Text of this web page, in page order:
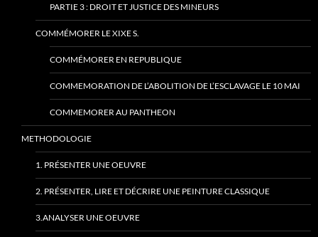
PARTIE 3 : DROIT ET JUSTICE DES MINEURS
COMMÉMORER LE XIXE S.
COMMÉMORER EN REPUBLIQUE
COMMEMORATION DE L’ABOLITION DE L’ESCLAVAGE LE 10 MAI
COMMEMORER AU PANTHEON
METHODOLOGIE
1. PRÉSENTER UNE OEUVRE
2. PRÉSENTER, LIRE ET DÉCRIRE UNE PEINTURE CLASSIQUE
3.ANALYSER UNE OEUVRE